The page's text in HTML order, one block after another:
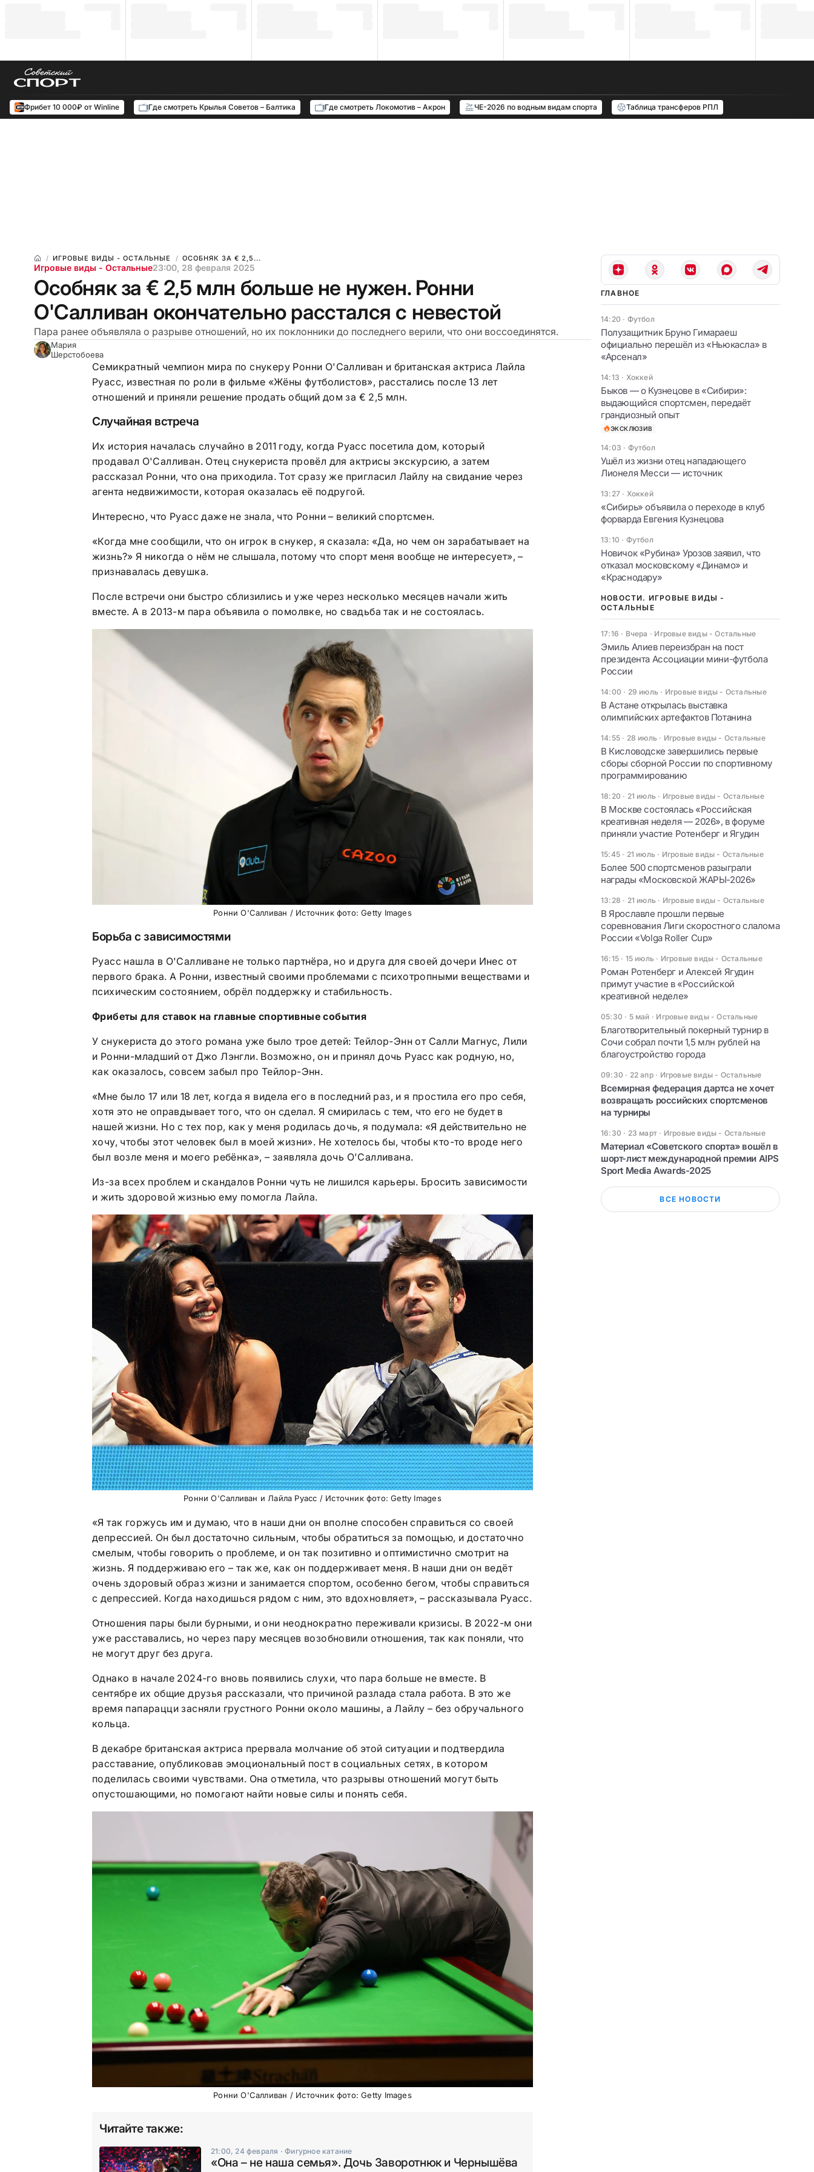
Фрибет 10 000₽ от Winline Где смотреть Крылья Советов – Балтика Где смотреть Локомотив – Акрон ЧЕ-2026 по водным видам спорта Таблица трансферов РПЛ
ИГРОВЫЕ ВИДЫ - ОСТАЛЬНЫЕ ОСОБНЯК ЗА € 2,5...
Игровые виды - Остальные23:00, 28 февраля 2025
Особняк за € 2,5 млн больше не нужен. Ронни
О'Салливан окончательно расстался с невестой
Пара ранее объявляла о разрыве отношений, но их поклонники до последнего верили, что они воссоединятся.
Мария
Шерстобоева
Семикратный чемпион мира по снукеру Ронни О'Салливан и британская актриса Лайла
Руасс, известная по роли в фильме «Жёны футболистов», расстались после 13 лет
отношений и приняли решение продать общий дом за € 2,5 млн.
Случайная встреча
Их история началась случайно в 2011 году, когда Руасс посетила дом, который
продавал О'Салливан. Отец снукериста провёл для актрисы экскурсию, а затем
рассказал Ронни, что она приходила. Тот сразу же пригласил Лайлу на свидание через
агента недвижимости, которая оказалась её подругой.
Интересно, что Руасс даже не знала, что Ронни – великий спортсмен.
«Когда мне сообщили, что он игрок в снукер, я сказала: «Да, но чем он зарабатывает на
жизнь?» Я никогда о нём не слышала, потому что спорт меня вообще не интересует», –
признавалась девушка.
После встречи они быстро сблизились и уже через несколько месяцев начали жить
вместе. А в 2013-м пара объявила о помолвке, но свадьба так и не состоялась.
Ронни О'Салливан / Источник фото: Getty Images
Борьба с зависимостями
Руасс нашла в О'Салливане не только партнёра, но и друга для своей дочери Инес от
первого брака. А Ронни, известный своими проблемами с психотропными веществами и
психическим состоянием, обрёл поддержку и стабильность.
Фрибеты для ставок на главные спортивные события
У снукериста до этого романа уже было трое детей: Тейлор-Энн от Салли Магнус, Лили
и Ронни-младший от Джо Лэнгли. Возможно, он и принял дочь Руасс как родную, но,
как оказалось, совсем забыл про Тейлор-Энн.
«Мне было 17 или 18 лет, когда я видела его в последний раз, и я простила его про себя,
хотя это не оправдывает того, что он сделал. Я смирилась с тем, что его не будет в
нашей жизни. Но с тех пор, как у меня родилась дочь, я подумала: «Я действительно не
хочу, чтобы этот человек был в моей жизни». Не хотелось бы, чтобы кто-то вроде него
был возле меня и моего ребёнка», – заявляла дочь О'Салливана.
Из-за всех проблем и скандалов Ронни чуть не лишился карьеры. Бросить зависимости
и жить здоровой жизнью ему помогла Лайла.
Ронни О'Салливан и Лайла Руасс / Источник фото: Getty Images
«Я так горжусь им и думаю, что в наши дни он вполне способен справиться со своей
депрессией. Он был достаточно сильным, чтобы обратиться за помощью, и достаточно
смелым, чтобы говорить о проблеме, и он так позитивно и оптимистично смотрит на
жизнь. Я поддерживаю его – так же, как он поддерживает меня. В наши дни он ведёт
очень здоровый образ жизни и занимается спортом, особенно бегом, чтобы справиться
с депрессией. Когда находишься рядом с ним, это вдохновляет», – рассказывала Руасс.
Отношения пары были бурными, и они неоднократно переживали кризисы. В 2022-м они
уже расставались, но через пару месяцев возобновили отношения, так как поняли, что
не могут друг без друга.
Однако в начале 2024-го вновь появились слухи, что пара больше не вместе. В
сентябре их общие друзья рассказали, что причиной разлада стала работа. В это же
время папарацци засняли грустного Ронни около машины, а Лайлу – без обручального
кольца.
В декабре британская актриса прервала молчание об этой ситуации и подтвердила
расставание, опубликовав эмоциональный пост в социальных сетях, в котором
поделилась своими чувствами. Она отметила, что разрывы отношений могут быть
опустошающими, но помогают найти новые силы и понять себя.
Ронни О'Салливан / Источник фото: Getty Images
Читайте также:
21:00, 24 февраля ·Фигурное катание
«Она – не наша семья». Дочь Заворотнюк и Чернышёва
ГЛАВНОЕ
14:20 · Футбол
Полузащитник Бруно Гимараеш
официально перешёл из «Ньюкасла» в
«Арсенал»
14:13 · Хоккей
Быков — о Кузнецове в «Сибири»:
выдающийся спортсмен, передаёт
грандиозный опыт
ЭКСКЛЮЗИВ
14:03 · Футбол
Ушёл из жизни отец нападающего
Лионеля Месси — источник
13:27 · Хоккей
«Сибирь» объявила о переходе в клуб
форварда Евгения Кузнецова
13:10 · Футбол
Новичок «Рубина» Урозов заявил, что
отказал московскому «Динамо» и
«Краснодару»
НОВОСТИ. ИГРОВЫЕ ВИДЫ -
ОСТАЛЬНЫЕ
17:16 · Вчера · Игровые виды - Остальные
Эмиль Алиев переизбран на пост
президента Ассоциации мини-футбола
России
14:00 · 29 июль · Игровые виды - Остальные
В Астане открылась выставка
олимпийских артефактов Потанина
14:55 · 28 июль · Игровые виды - Остальные
В Кисловодске завершились первые
сборы сборной России по спортивному
программированию
18:20 · 21 июль · Игровые виды - Остальные
В Москве состоялась «Российская
креативная неделя — 2026», в форуме
приняли участие Ротенберг и Ягудин
15:45 · 21 июль · Игровые виды - Остальные
Более 500 спортсменов разыграли
награды «Московской ЖАРЫ-2026»
13:28 · 21 июль · Игровые виды - Остальные
В Ярославле прошли первые
соревнования Лиги скоростного слалома
России «Volga Roller Cup»
16:15 · 15 июль · Игровые виды - Остальные
Роман Ротенберг и Алексей Ягудин
примут участие в «Российской
креативной неделе»
05:30 · 5 май · Игровые виды - Остальные
Благотворительный покерный турнир в
Сочи собрал почти 1,5 млн рублей на
благоустройство города
09:30 · 22 апр· Игровые виды - Остальные
Всемирная федерация дартса не хочет
возвращать российских спортсменов
на турниры
16:30 · 23 март · Игровые виды - Остальные
Материал «Советского спорта» вошёл в
шорт-лист международной премии AIPS
Sport Media Awards-2025
ВСЕ НОВОСТИ